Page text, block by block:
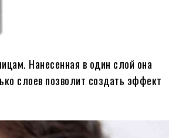
Нанесенная в один слой она
слоев позволит создать эффект